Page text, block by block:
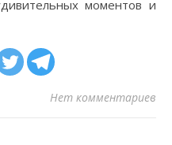
моментов и
Нет комментариев